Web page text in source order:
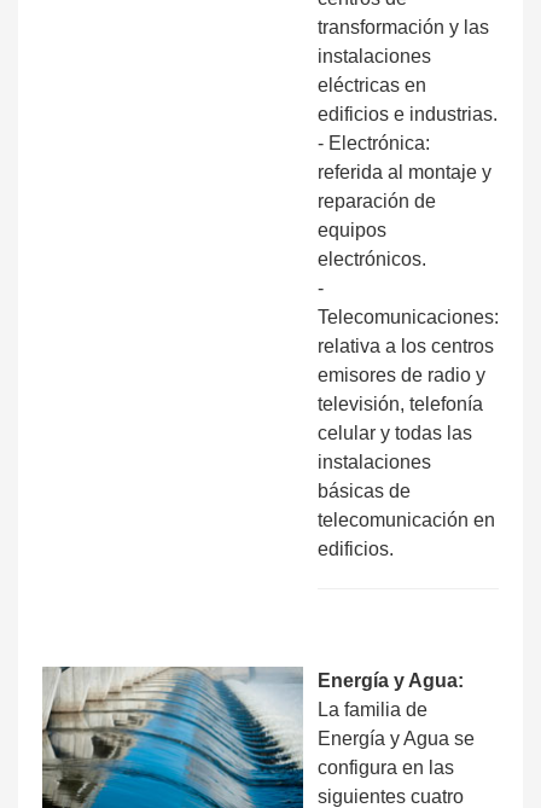
transformación y las
instalaciones
eléctricas en
edificios e industrias.
- Electrónica:
referida al montaje y
reparación de
equipos
electrónicos.
-
Telecomunicaciones:
relativa a los centros
emisores de radio y
televisión, telefonía
celular y todas las
instalaciones
básicas de
telecomunicación en
edificios.
Energía y Agua:
La familia de
Energía y Agua se
configura en las
siguientes cuatro